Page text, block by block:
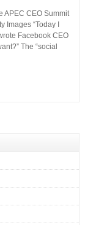
APEC CEO Summit
“Today I
Facebook CEO
The “social